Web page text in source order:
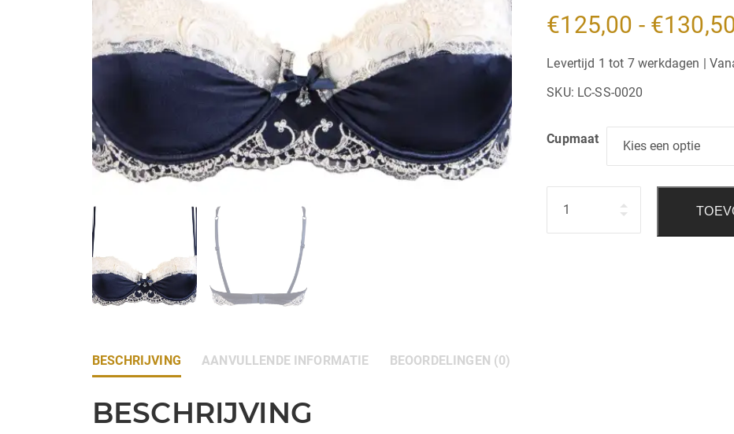
€125,00 - €
Levertijd 1 tot 7 werkdagen |
SKU: LC-SS-0020
Cupmaat
BESCHRIJVING AANVULLENDE INFORMATIE BEOORDELINGEN (0)
BESCHRIJVING